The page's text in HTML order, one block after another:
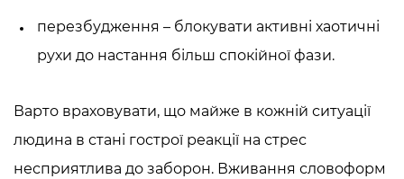
перезбудження – блокувати активні хаотичні
рухи до настання більш спокійної фази.
Варто враховувати, що майже в кожній ситуації
людина в стані гострої реакції на стрес
несприятлива до заборон. Вживання словоформ